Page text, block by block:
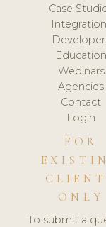
Case
Education
Webinars
Agencies
Contact
Login
FOR
ONLY
To submit a